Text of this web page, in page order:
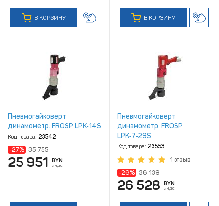
В КОРЗИНУ В КОРЗИНУ
Пневмогайковерт
динамометр. FROSP LPK‑14S
Код товара: 23542
-27% 35 755
25 951 BYN
с НДС
Пневмогайковерт
динамометр. FROSP
LPK‑7‑29S
Код товара: 23553
1 отзыв
-26% 36 139
26 528 BYN
с НДС